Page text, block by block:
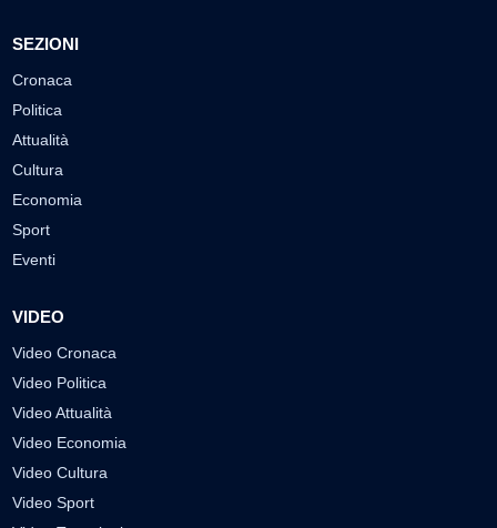
SEZIONI
Cronaca
Politica
Attualità
Cultura
Economia
Sport
Eventi
VIDEO
Video Cronaca
Video Politica
Video Attualità
Video Economia
Video Cultura
Video Sport